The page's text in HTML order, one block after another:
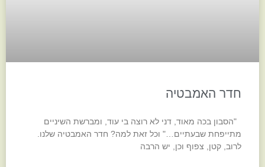
חדר האמבטיה
"הסבון בכה מאוד, דני לא רוצה בי עוד, ומברשת השיניים
מתייפחת שבעתיים…" וכל זאת למה? חדר האמבטיה שלנו.
לרוב, קטן, צפוף וכן, יש הרבה